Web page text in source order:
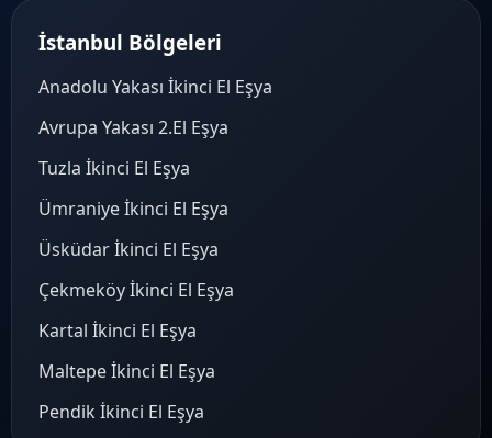
İstanbul Bölgeleri
Anadolu Yakası İkinci El Eşya
Avrupa Yakası 2.El Eşya
Tuzla İkinci El Eşya
Ümraniye İkinci El Eşya
Üsküdar İkinci El Eşya
Çekmeköy İkinci El Eşya
Kartal İkinci El Eşya
Maltepe İkinci El Eşya
Pendik İkinci El Eşya